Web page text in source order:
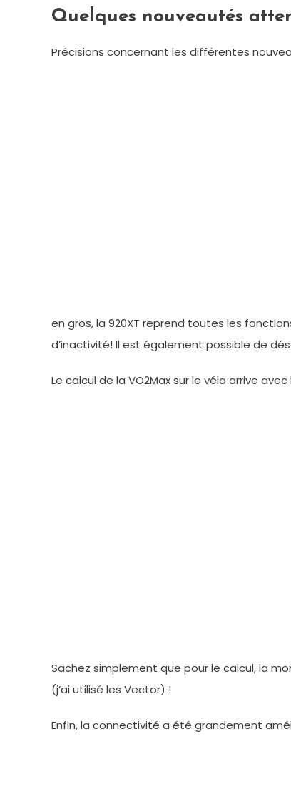
Quelques nouveautés
Précisions concernant les différentes
en gros, la 920XT reprend toutes les
d’inactivité! Il est également possible de
Le calcul de la VO2Max sur le vélo arrive avec
Sachez simplement que pour le calcul, la
(j’ai utilisé les Vector) !
Enfin, la connectivité a été grandement